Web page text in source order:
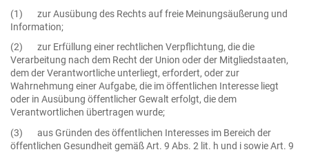
(1) zur Ausübung des Rechts auf freie Meinungsäußerung und
Information;
(2) zur Erfüllung einer rechtlichen Verpflichtung, die die
Verarbeitung nach dem Recht der Union oder der Mitgliedstaaten,
dem der Verantwortliche unterliegt, erfordert, oder zur
Wahrnehmung einer Aufgabe, die im öffentlichen Interesse liegt
oder in Ausübung öffentlicher Gewalt erfolgt, die dem
Verantwortlichen übertragen wurde;
(3) aus Gründen des öffentlichen Interesses im Bereich der
öffentlichen Gesundheit gemäß Art. 9 Abs. 2 lit. h und i sowie Art. 9